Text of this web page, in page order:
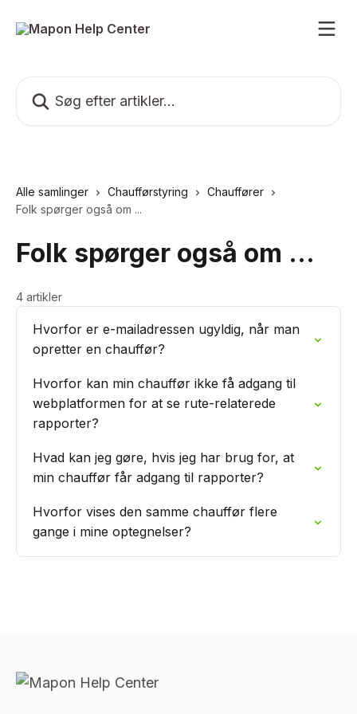
Alle samlinger Chaufførstyring
Chauffører
Folk spørger også om ...
Folk spørger også om ...
4 artikler
Hvorfor er e-mailadressen ugyldig, når man
opretter en chauffør?
Hvorfor kan min chauffør ikke få adgang til
webplatformen for at se rute-relaterede
rapporter?
Hvad kan jeg gøre, hvis jeg har brug for, at
min chauffør får adgang til rapporter?
Hvorfor vises den samme chauffør flere
gange i mine optegnelser?